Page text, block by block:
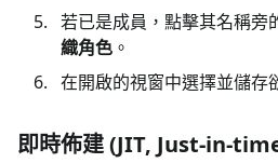
若已是成員，點擊其名稱旁
織角色 。
在開啟的視窗中選擇並儲存
即時佈建 (JIT, Just-in-